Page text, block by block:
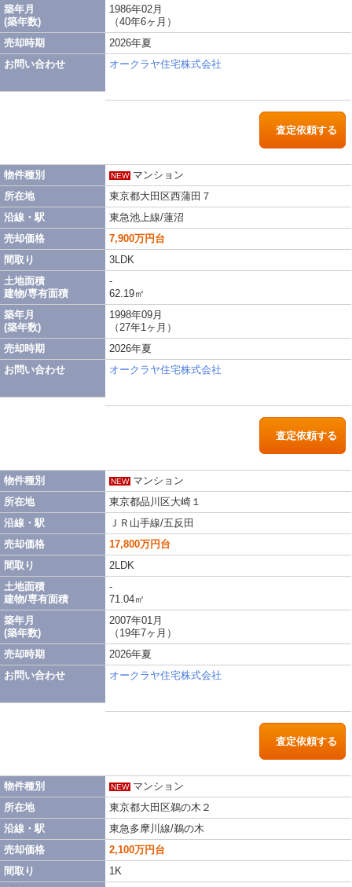
築年月
(築年数)
売却時期
お問い合わせ
1986年02月
（40年6ヶ月）
2026年夏
オークラヤ住宅株式会社
査定依頼する
物件種別
所在地
沿線・駅
売却価格
間取り
土地面積
建物/専有面積
築年月
(築年数)
売却時期
お問い合わせ
NEW マンション
東京都大田区西蒲田７
東急池上線/蓮沼
7,900万円台
3LDK
-
62.19㎡
1998年09月
（27年1ヶ月）
2026年夏
オークラヤ住宅株式会社
査定依頼する
物件種別
所在地
沿線・駅
売却価格
間取り
土地面積
建物/専有面積
築年月
(築年数)
売却時期
お問い合わせ
NEW マンション
東京都品川区大崎１
ＪＲ山手線/五反田
17,800万円台
2LDK
-
71.04㎡
2007年01月
（19年7ヶ月）
2026年夏
オークラヤ住宅株式会社
査定依頼する
物件種別
所在地
沿線・駅
売却価格
間取り
NEW マンション
東京都大田区鵜の木２
東急多摩川線/鵜の木
2,100万円台
1K